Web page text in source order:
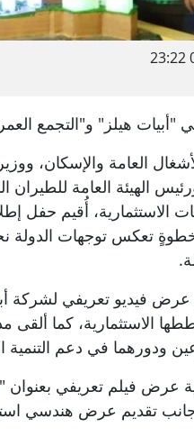
هيلز" و"التجمع
العامة والإسكان،
الهيئة العامة
الاستثمارية، أُقيم حفل
تعكس توجهات الدولة
فيديو تعريفي لشركة
الاستثمارية، كما ألقى
ودورهما في دعم التنمية
عرض فيلم تعريفي بعنوان
تقديم عرض هندسي